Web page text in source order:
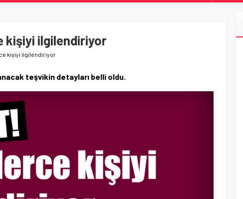
PAZARI!
kişiyi ilgilendiriyor
kişiyi ilgilendiriyor
teşvikin detayları belli oldu.